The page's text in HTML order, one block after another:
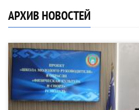
АРХИВ НОВОСТЕЙ